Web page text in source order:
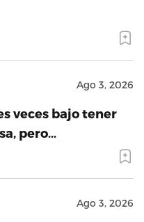
Ago 3, 2026
veces bajo tener
pero…
Ago 3, 2026